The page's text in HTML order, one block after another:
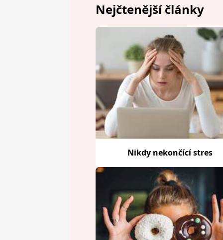
Nejčtenější články
Nikdy nekončící stres